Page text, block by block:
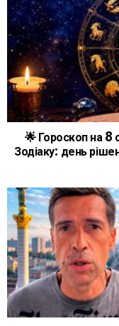
🌟 Гороскоп на 8
Зодіаку: день